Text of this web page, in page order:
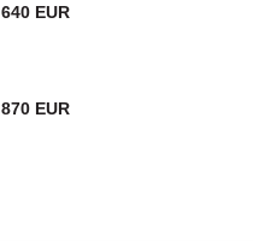
640 EUR
870 EUR